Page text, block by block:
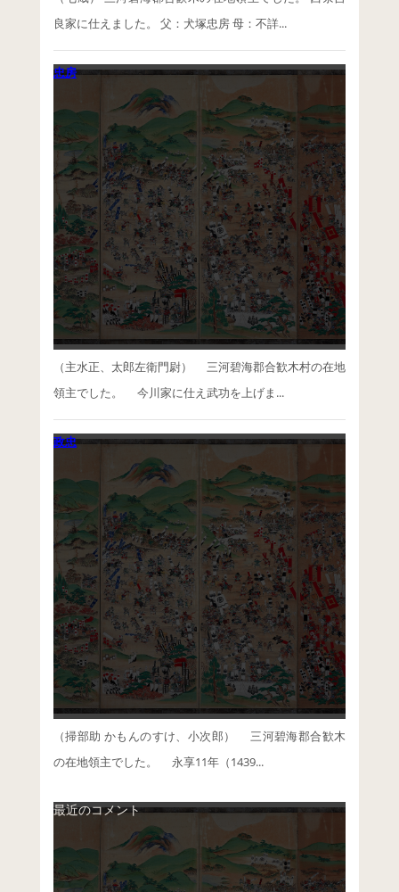
良家に仕えました。 父：犬塚忠房 母：不詳...
忠房
（​主水正、太郎左衛門尉） 三河碧海郡合歓木村の在地
領主でした。 今川家に仕え武功を上げま...
政忠
（掃部助 かもんのすけ、小次郎） 三河碧海郡合歓木
の在地領主でした。 永享11年（1439...
最近のコメント